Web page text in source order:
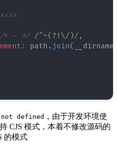
/* ~ */ /^~(?!\/)/ ,
: path . join( __dirname
defined ，由于开发环境使
CJS 模式，本着不修改源码的
的模式